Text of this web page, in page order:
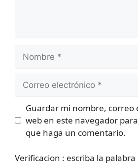
Nombre
Correo
Guardar mi nombre, correo
web en este navegador
que haga un comentario.
Verificacion : escriba la palabra